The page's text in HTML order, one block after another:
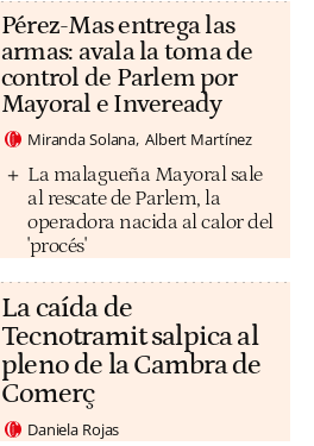
Pérez-Mas entrega las
armas: avala la toma de
control de Parlem por
Mayoral e Inveready
Miranda Solana Albert Martínez
La malagueña Mayoral sale
al rescate de Parlem, la
operadora nacida al calor del
'procés'
La caída de
Tecnotramit salpica al
pleno de la Cambra de
Comerç
Daniela Rojas